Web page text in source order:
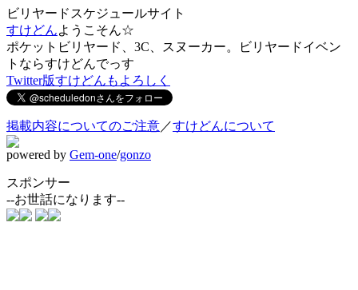
ビリヤードスケジュールサイト
すけどんようこそん☆
ポケットビリヤード、3C、スヌーカー。ビリヤードイベン
トならすけどんでっす
Twitter版すけどんもよろしく
掲載内容についてのご注意／すけどんについて
powered by Gem-one/gonzo
スポンサー
--お世話になります--